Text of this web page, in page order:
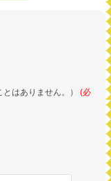
はありません。） (必